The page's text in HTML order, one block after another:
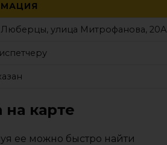
Люберцы, улица Митрофанова, 20А
карте
ее можно быстро найти